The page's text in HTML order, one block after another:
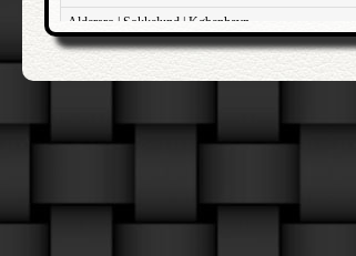
Aldersro | Sokkelund | København
Allehelgens | Sokkelund | København
Aller | Sønder Tyrstrup | Haderslev
Allerslev | Voldborg | Roskilde
Allese | Lunde | Odense